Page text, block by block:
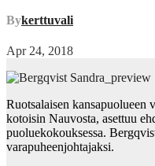
Bykerttuvali
Apr 24, 2018
Ruotsalaisen kansapuolueen
kotoisin Nauvosta, asettuu
puoluekokouksessa.
varapuheenjohtajaksi.